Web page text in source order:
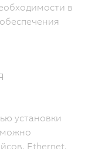
в
установки
можно
Ethernet,